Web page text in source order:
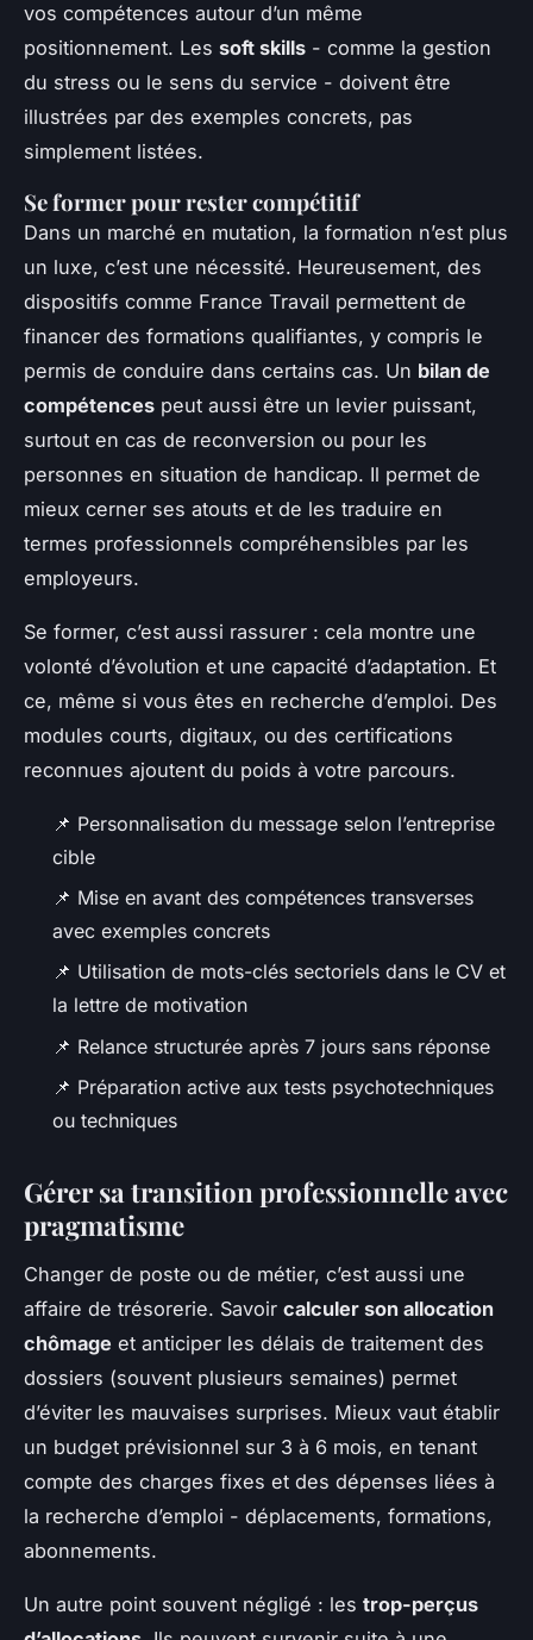
vos compétences autour d’un même
positionnement. Les soft skills - comme la gestion
du stress ou le sens du service - doivent être
illustrées par des exemples concrets, pas
simplement listées.
Se former pour rester compétitif
Dans un marché en mutation, la formation n’est plus
un luxe, c’est une nécessité. Heureusement, des
dispositifs comme France Travail permettent de
financer des formations qualifiantes, y compris le
permis de conduire dans certains cas. Un bilan de
compétences peut aussi être un levier puissant,
surtout en cas de reconversion ou pour les
personnes en situation de handicap. Il permet de
mieux cerner ses atouts et de les traduire en
termes professionnels compréhensibles par les
employeurs.
Se former, c’est aussi rassurer : cela montre une
volonté d’évolution et une capacité d’adaptation. Et
ce, même si vous êtes en recherche d’emploi. Des
modules courts, digitaux, ou des certifications
reconnues ajoutent du poids à votre parcours.
📌 Personnalisation du message selon l’entreprise
cible
📌 Mise en avant des compétences transverses
avec exemples concrets
📌 Utilisation de mots-clés sectoriels dans le CV et
la lettre de motivation
📌 Relance structurée après 7 jours sans réponse
📌 Préparation active aux tests psychotechniques
ou techniques
Gérer sa transition professionnelle avec
pragmatisme
Changer de poste ou de métier, c’est aussi une
affaire de trésorerie. Savoir calculer son allocation
chômage et anticiper les délais de traitement des
dossiers (souvent plusieurs semaines) permet
d’éviter les mauvaises surprises. Mieux vaut établir
un budget prévisionnel sur 3 à 6 mois, en tenant
compte des charges fixes et des dépenses liées à
la recherche d’emploi - déplacements, formations,
abonnements.
Un autre point souvent négligé : les trop-perçus